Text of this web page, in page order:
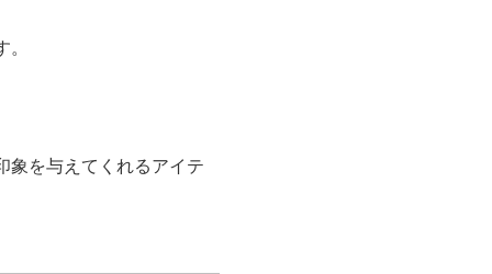
象を与えてくれるアイテ